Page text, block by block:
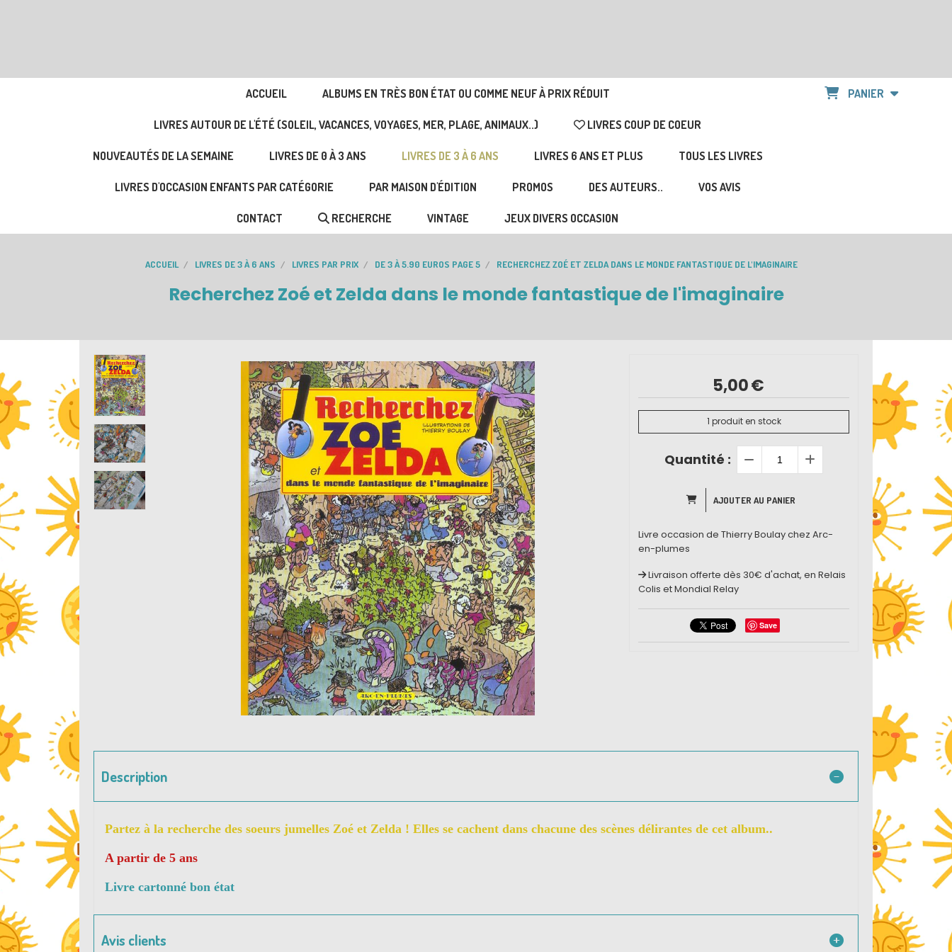
ACCUEIL ALBUMS EN TRÈS BON ÉTAT OU COMME NEUF À PRIX RÉDUIT
LIVRES AUTOUR DE L'ÉTÉ (SOLEIL, VACANCES, VOYAGES, MER, PLAGE, ANIMAUX..) LIVRES COUP DE COEUR
NOUVEAUTÉS DE LA SEMAINE LIVRES DE 0 À 3 ANS LIVRES DE 3 À 6 ANS LIVRES 6 ANS ET PLUS TOUS LES LIVRES
LIVRES D'OCCASION ENFANTS PAR CATÉGORIE PAR MAISON D'ÉDITION PROMOS DES AUTEURS.. VOS AVIS
CONTACT RECHERCHE VINTAGE JEUX DIVERS OCCASION
PANIER
ACCUEIL LIVRES DE 3 À 6 ANS LIVRES PAR PRIX DE 3 À 5.90 EUROS PAGE 5 RECHERCHEZ ZOÉ ET ZELDA DANS LE MONDE FANTASTIQUE DE L'IMAGINAIRE
Recherchez Zoé et Zelda dans le monde fantastique de l'imaginaire
5,00€
1 produit en stock
Quantité :
AJOUTER AU PANIER
Livre occasion de Thierry Boulay chez Arc-
en-plumes
Livraison offerte dès 30€ d'achat, en Relais
Colis et Mondial Relay
Save
Description
Partez à la recherche des soeurs jumelles Zoé et Zelda ! Elles se cachent dans chacune des scènes délirantes de cet album..
A partir de 5 ans
Livre cartonné bon état
Avis clients